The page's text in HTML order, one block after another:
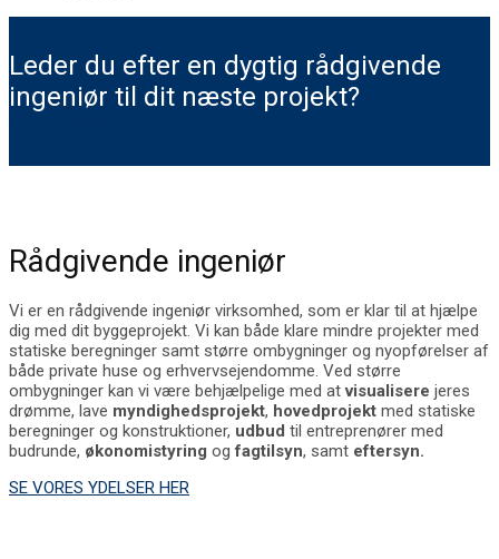
Leder du efter en dygtig rådgivende
ingeniør til dit næste projekt?
Rådgivende ingeniør
Vi er en rådgivende ingeniør virksomhed, som er klar til at hjælpe
dig med dit byggeprojekt. Vi kan både klare mindre projekter med
statiske beregninger samt større ombygninger og nyopførelser af
både private huse og erhvervsejendomme. Ved større
ombygninger kan vi være behjælpelige med atvisualisere jeres
drømme, lave myndighedsprojekt, hovedprojekt med statiske
beregninger og konstruktioner, udbud til entreprenører med
budrunde, økonomistyring ogfagtilsyn, samt eftersyn.
SE VORES YDELSER HER